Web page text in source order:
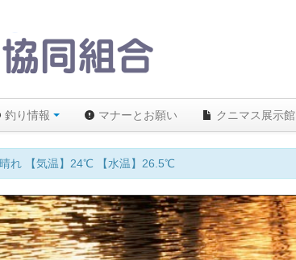
釣り情報 マナーとお願い クニマス展示館
れ 【気温】24℃ 【水温】26.5℃